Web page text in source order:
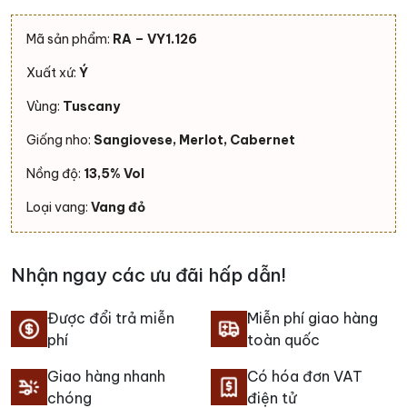
gốc
là:
hiện
tại
Mã sản phẩm: RA – VY1.126
Xuất xứ: Ý
Vùng: Tuscany
Giống nho: Sangiovese, Merlot, Cabernet
Nồng độ: 13,5% Vol
Loại vang: Vang đỏ
Nhận ngay các ưu đãi hấp dẫn!
Được đổi trả miễn
phí
Miễn phí giao hàng
toàn quốc
Giao hàng nhanh
chóng
Có hóa đơn VAT
điện tử